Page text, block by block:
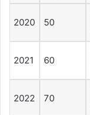
2020 50
2021 60
2022 70